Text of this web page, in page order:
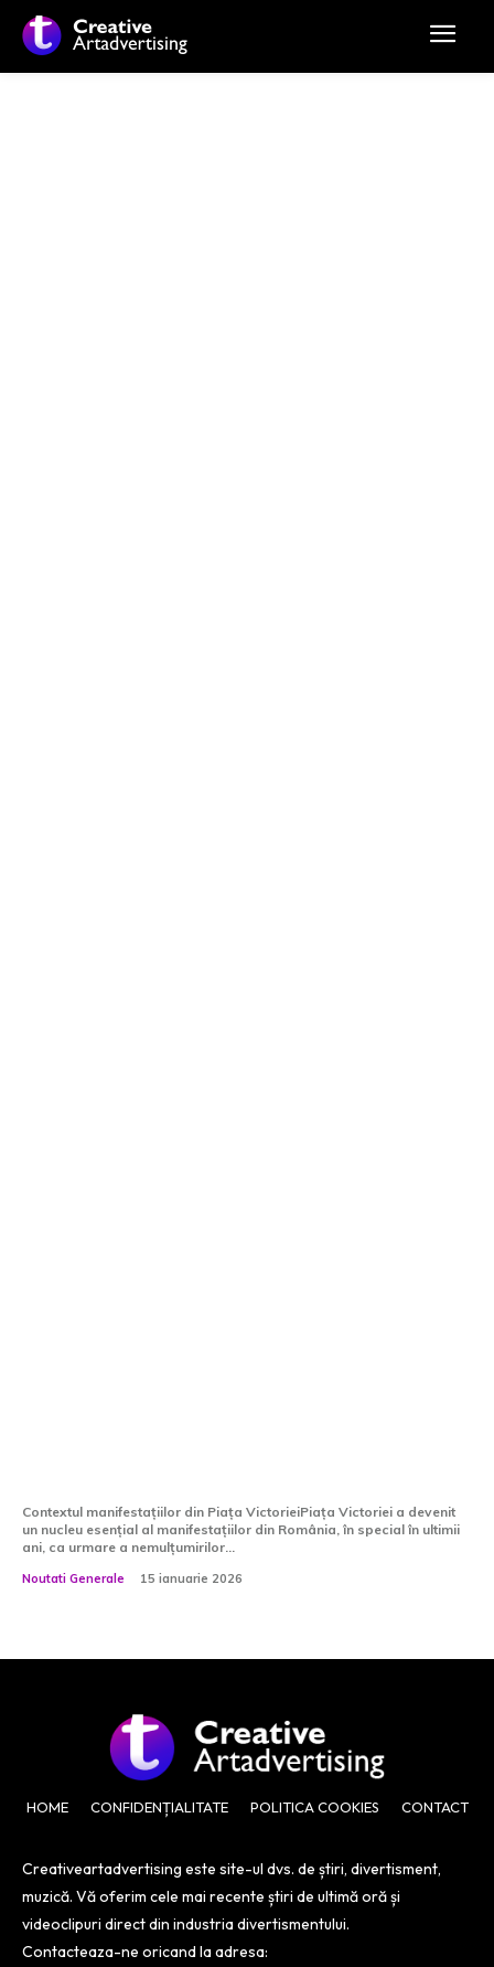
Contextul manifestațiilor din Piața VictorieiPiața Victoriei a devenit
un nucleu esențial al manifestațiilor din România, în special în ultimii
ani, ca urmare a nemulțumirilor...
Noutati Generale 15 ianuarie 2026
HOME CONFIDENȚIALITATE POLITICA COOKIES CONTACT
Creativeartadvertising este site-ul dvs. de știri, divertisment,
muzică. Vă oferim cele mai recente știri de ultimă oră și
videoclipuri direct din industria divertismentului.
Contacteaza-ne oricand la adresa: